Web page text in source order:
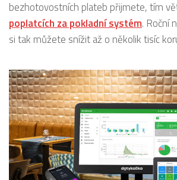
bezhotovostních plateb přijmete, tím
poplatcích za pokladní systém. Roční
si tak můžete snížit až o několik tisíc